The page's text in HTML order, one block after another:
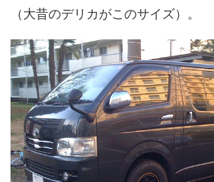
（大昔のデリカがこのサイズ）。